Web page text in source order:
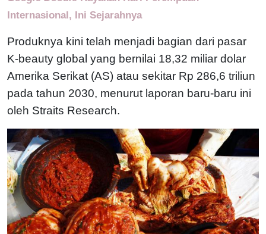
Internasional, Ini Sejarahnya
Produknya kini telah menjadi bagian dari pasar
K-beauty global yang bernilai 18,32 miliar dolar
Amerika Serikat (AS) atau sekitar Rp 286,6 triliun
pada tahun 2030, menurut laporan baru-baru ini
oleh Straits Research.